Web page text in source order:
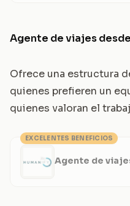
Agente de viajes
Ofrece una estructura
quienes prefieren un
quienes valoran el
EXCELENTES BENEFICIOS
Agente de